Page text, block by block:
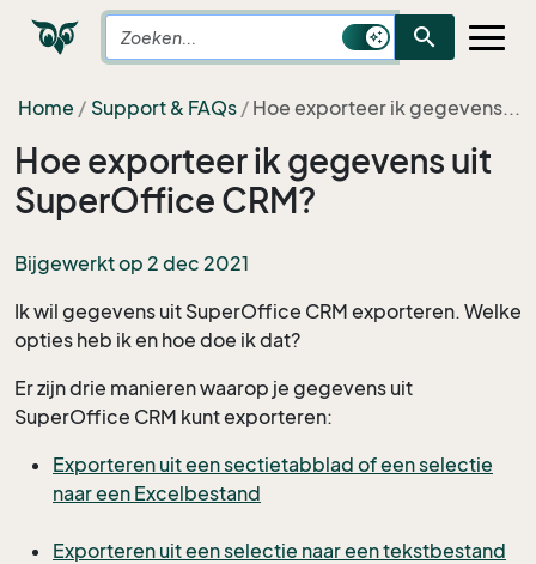
search
Home Support & FAQs Hoe exporteer ik gegevens...
Hoe exporteer ik gegevens uit
SuperOffice CRM?
Bijgewerkt op 2 dec 2021
Ik wil gegevens uit SuperOffice CRM exporteren. Welke
opties heb ik en hoe doe ik dat?
Er zijn drie manieren waarop je gegevens uit
SuperOffice CRM kunt exporteren:
Exporteren uit een sectietabblad of een selectie
naar een Excelbestand
Exporteren uit een selectie naar een tekstbestand